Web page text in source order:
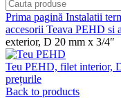
Prima pagină Instalatii
accesorii Teava PEHD si
exterior, D 20 mm x 3/4″
Teu PEHD, filet interior,
prețurile
Back to products